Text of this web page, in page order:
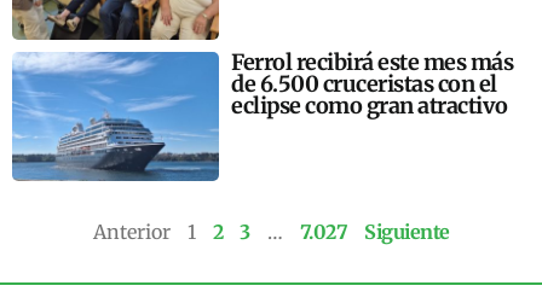
Ferrol recibirá este mes más
de 6.500 cruceristas con el
eclipse como gran atractivo
Anterior 1 2 3 … 7.027 Siguiente